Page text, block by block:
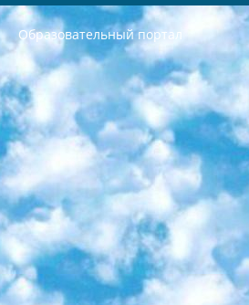
Образовательный портал
РЕСПУБЛИКА УЗБЕКИСТАН МИНИСТРЕРСТВО ДОШКОЛЬНОГО И ШКОЛЬНОГО ОБРАЗОВАНИЯ КОМАНДА в общеобразовательных учреждениях в 2023-2024 учебном году организация и проведение итоговой государственной аттестации обучающихся о Министра дошкольного и школьного образования Республики Узбекистан от 4 марта 2008 года (постановлением Минюста от 20 марта 2008 года № 1778 государственной регистрации) «Итоговое состояние учащихся общего среднего образования на основании положения об утверждении положения об аттестации общего среднего образования выпускной экзамен студентов в образовательных учреждениях в 2023-2024 учебном году В целях организации и прохождения аттестации приказываю: 1. Следующее: перечень предметов, по которым будет проводиться итоговая государственная аттестация и экзамен формы перевода согласно приложению 1; сертификаты международного образца, оценивающие уровень владения иностранными языками перечень согласно приложению 2; 2. Педагогический при специализированных образовательных учреждениях. научно-практический центр квалификации и международной оценки (Д.Давидова) 2024 г. До 25 марта: задания по предметам, по которым будет проводиться итоговая аттестация разработка и утверждение технических условий; итоговая аттестация на основании разработанного предметного задания разработка вопросов по предметам (устно и письменно), экзамен передача; общеобразовательные средние школы и специальные учебные заведения учащиеся выпускных классов школ и интернатов в агентской системе подготовка базы данных экзаменационных материалов и критериев оценки; перевод базы экзаменационных материалов на все языки обучения подать в Республиканский образовательный центр для изготовления; варианты экзаменов на основе разработанных контрольных материалов пусть будут поставлены задачи формирования. 3. Республиканский образовательный центр (Ш.Худайкулов) до 5 апреля 2024 года. до: база данных предоставленных экзаменационных материалов на все языки обучения перевод и экспертиза; для слепых, слабовидящих, глухих, слабослышащих и умственно отсталых детей учащиеся выпускных классов специализированных школ и школ-интернатов база данных экзаменационных материалов на всех преподаваемых языках подготовка критериев оценки; специализированные школы для умственно отсталых детей и технологии для учащихся выпускных классов школ-интернатов разработка соответствующих рекомендаций и критериев проведения ЕГЭ по естествознанию давать задания. 4. Педагогический при специализированных образовательных учреждениях. Научно-практический центр навыков и международной оценки (Д.Давидова), Республика образовательный центр (Худайкулов Ш.) итоговый государственный аттестационный экзамен ориентирован на творческое и логическое мышление при подготовке базы материалов учитывать введение заданий. 5. Следует отметить, что: сертификат государственного образца о знании общеобразовательного предмета и как минимум национальный уровень B1 по предметам на иностранных языках, указанным в Приложении 2. или международно признанный сертификат эквивалентного уровня студенты, изучающие определенный предмет, освобождаются от экзамена; по соответствующим предметам запланирована итоговая государственная аттестация за день до дня, путем жеребьевки Рабочей группой (в письменной форме по предметам, проводимым в форме) из числа сформированных вариантов выбрано 2 варианта; 2 выбранных варианта экзамена анонсированы на официальном сайте министерства и все выпускники по всей стране на основе этих вариантов проводит итоговую государственную аттестацию. 6. Государственное образование учащихся средних общеобразовательных учреждений. знания в соответствии с квалификационными требованиями, которые необходимо приобрести на основании стандартов итоговый (выпускной) контроль для 9 и 11 классов в целях тестирования Экзамены (далее – экзамены) состоят из предметов, перечисленных в приложении 1. будет сделано. 7. Экзамены пройдут с 26 мая по 15 июня 2024 г. (кроме науки физического воспитания). 8. Физическая для учащихся 9 классов общесредних образовательных учреждений. Экзамены по предмету «Образование, квалификация медицина» 1-6 мая 2024 года. сотрудники перевести под присмотр (с отклонениями в физическом или умственном развитии) специализированная школа для детей, школы-интернаты и со сколиозом школы-интернаты санаторного типа для больных детей исключены). 9. Он был слепым, слабовидящим и имел нарушения опорно-двигательного аппарата. экзамены в специализированных школах и интернатах для детей должны проводиться исходя из требований, предъявляемых к общеобразовательным учреждениям (физкультура кроме науки). 10. Специализированная школа для глухих и слабослышащих детей. и экзамены в интернатах и быть реализован в виде письменного теста по математике. 11. Специальность для умственно отсталых детей. Для 9 класса Родной язык и литературное письмо Государственный язык (язык обучения – узбекский). для неклассов) написано Математическое письмо Письменная/устная история Узбекистана Физическое воспитание практично Итоговый контроль Для 11 класса Написание родного языка и литературы (эссе) Математическое письмо Узбекский язык (обучение на узбекском языке) не посещающее общее среднее образование для учреждений)/Образовательное учреждение выбор письменный и устный Иностранный язык письменный/устный Письменная/устная история Узбекистана *По выбору студента:  Химия  Физика  Основы государственного права  География 10 бесплатных образовательных ресурсов - Мы составили подборку онлайн-проектов с интерактивными упражнениями, видеолекциями и статьями. Они помогут вам обрести новые и освежить старые знания бесплатно. 1. «ИНТУИТ» Старейшая образовательная площадка Рунета. Здесь вы найдёте сотни текстовых и видеокурсов на десятки различных тем — от программирования до психологии. Многие курсы подготовлены российскими университетами и крупными международными компаниями вроде Intel и Microsoft. Самостоятельное обучение бесплатное, но желающие могут оплатить услуги персональных наставников. 2. «Смартия» знакомит с актуальными профессиями и подсказывает, как им обучаться. Выбрав заинтересовавшую вас специальность — SMM-специалист, фотограф, веб-дизайнер или другую, — увидите список необходимых для неё умений. Чтобы вы могли освоить их самостоятельно, для каждого умения площадка отображает подборку ссылок на учебные материалы. Хотя «Смартия» ориентируется на русскоязычную аудиторию, часть контента всё же доступна только на английском. 3. «Лекторий Физтеха» Проект Московского физико-технического института (Физтеха). С его помощью вы можете смотреть онлайн серии лекций, записанные на видео в этом вузе. В числе доступных предметов — физика, биология, химия, информационные технологии и другие. К некоторым лекциям администрация ресурса прилагает готовые конспекты, которые можно скачивать в PDF-формате. 4. ITMOcourses Онлайн-площадка Санкт-Петербургского национального исследовательского университета информационных технологий, механики и оптики (ИТМО). Ресурс предоставляет свободный доступ к курсам, разработанным в этом вузе. Каталог материалов разбит на четыре категории: «Оптические системы и технологии», «Приборостроение и робототехника», «Информационные технологии» и «Биотехнологии». Курсы состоят из видеолекций, интерактивных демонстраций и заданий. 5. «КиберЛенинка» Электронная научная библиотека открытого доступа. Каталог площадки регулярно обрастает текстами статей из различных научных изданий. Сгруппированные по журналам и рубрикам публикации